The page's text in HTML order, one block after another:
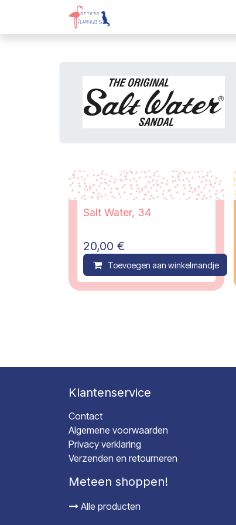
Overslaan naar inhoud
Salt Water, 34
20,00 €
Toevoegen aan winkelmandje
Klantenservice
Contact
Algemene voorwaarden
Privacy verklaring
Verzenden en retourneren
Meteen shoppen!
Alle producten